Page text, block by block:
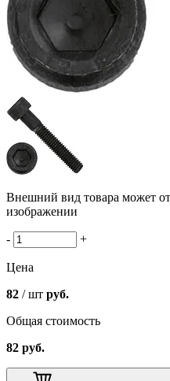
Внешний вид товара может
изображении
- +
Цена
82 / шт руб.
Общая стоимость
82 руб.